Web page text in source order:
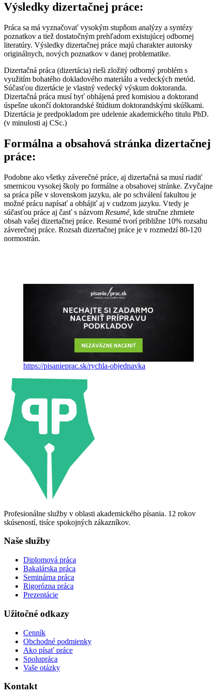
Výsledky dizertačnej práce:
Práca sa má vyznačovať vysokým stupňom analýzy a syntézy
poznatkov a tiež dostatočným prehľadom existujúcej odbornej
literatúry. Výsledky dizertačnej práce majú charakter autorsky
originálnych, nových poznatkov v danej problematike.
Dizertačná práca (dizertácia) rieši zložitý odborný problém s
využitím bohatého dokladového materiálu a vedeckých metód.
Súčasťou dizertácie je vlastný vedecký výskum doktoranda.
Dizertačná práca musí byť obhájená pred komisiou a doktorand
úspešne ukončí doktorandské štúdium doktorandskými skúškami.
Dizertácia je predpokladom pre udelenie akademického titulu PhD.
(v minulosti aj CSc.)
Formálna a obsahová stránka dizertačnej
práce:
Podobne ako všetky záverečné práce, aj dizertačná sa musí riadiť
smernicou vysokej školy po formálne a obsahovej stránke. Zvyčajne
sa práca píše v slovenskom jazyku, ale po schválení fakultou je
možné prácu napísať a obhájiť aj v cudzom jazyku. Vtedy je
súčasťou práce aj časť s názvom Resumé, kde stručne zhrniete
obsah vašej dizertačnej práce. Resumé tvorí približne 10% rozsahu
záverečnej práce. Rozsah dizertačnej práce je v rozmedzí 80-120
normostrán.
https://pisanieprac.sk/rychla-objednavka
Profesionálne služby v oblasti akademického písania. 12 rokov
skúseností, tisíce spokojných zákazníkov.
Naše služby
Diplomová práca
Bakalárska práca
Seminárna práca
Rigorózna práca
Prezentácie
Užitočné odkazy
Cenník
Obchodné podmienky
Ako písať práce
Spolupráca
Vaše otázky
Kontakt